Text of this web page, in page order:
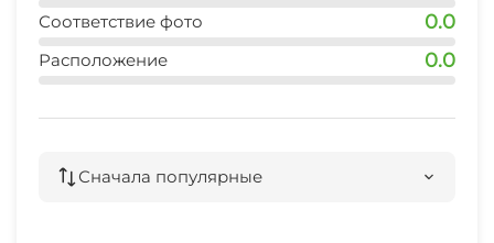
Соответствие фото 0.0
Расположение 0.0
Сначала популярные